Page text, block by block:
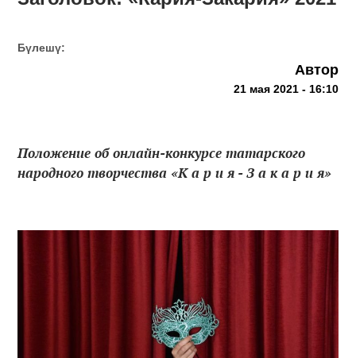
Бүлешү:
Автор
21 мая 2021 - 16:10
Положение об онлайн-конкурсе татарского
народного творчества «К а р и я - З а к а р и я»